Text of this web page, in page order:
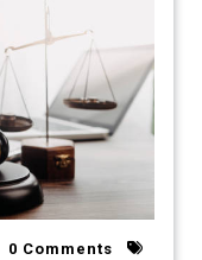
0 Comments